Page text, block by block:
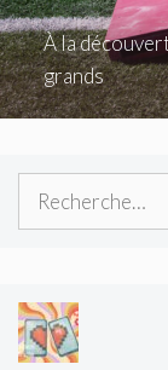
À la
grands
Rechercher :